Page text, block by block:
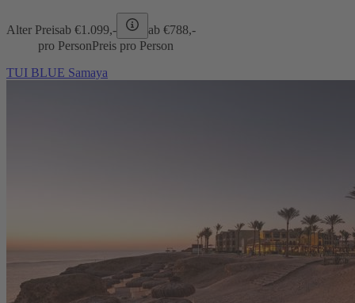
Alter Preisab €1.099,- ab €788,-
pro PersonPreis pro Person
TUI BLUE Samaya